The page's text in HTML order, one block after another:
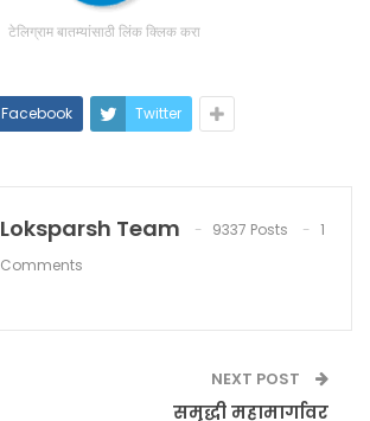
टेलिग्राम बातम्यांसाठी लिंक क्लिक करा
Facebook Twitter
Loksparsh Team 9337 Posts
1
Comments
NEXT POST
समृद्धी महामार्गावर